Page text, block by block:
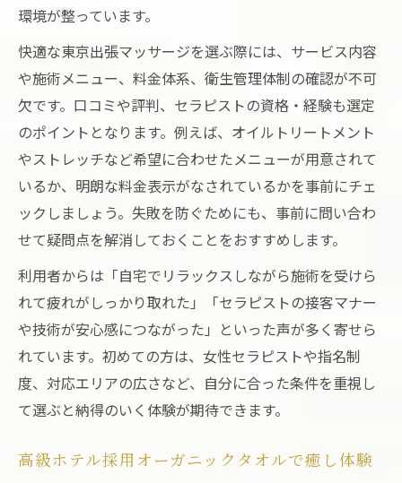
出張マッサージアプリと東京での上手な活
用法
安心して利用できる東京出張マッサージ術
東京出張マッサージは安全対策と品質重視
が必須
厳選された女性セラピストによる安心施術
の特徴
東京出張マッサージ利用時の衛生面チェッ
クポイント
信頼できる東京出張マッサージサービスの
見極め方
オーガニックタオルで安心感が高まる理由
疲労回復に最適なリラクゼーション空間とは
東京出張マッサージで叶う極上リラクゼー
ション
出張マッサージがもたらす自宅での疲労回
環境が整っています。
快適な東京出張マッサージを選ぶ際には、サービス内容
や施術メニュー、料金体系、衛生管理体制の確認が不可
欠です。口コミや評判、セラピストの資格・経験も選定
のポイントとなります。例えば、オイルトリートメント
やストレッチなど希望に合わせたメニューが用意されて
いるか、明朗な料金表示がなされているかを事前にチェ
ックしましょう。失敗を防ぐためにも、事前に問い合わ
せて疑問点を解消しておくことをおすすめします。
利用者からは「自宅でリラックスしながら施術を受けら
れて疲れがしっかり取れた」「セラピストの接客マナー
や技術が安心感につながった」といった声が多く寄せら
れています。初めての方は、女性セラピストや指名制
度、対応エリアの広さなど、自分に合った条件を重視し
て選ぶと納得のいく体験が期待できます。
高級ホテル採用オーガニックタオルで癒し体験